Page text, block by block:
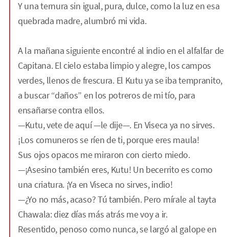
Y una ternura sin igual, pura, dulce, como la luz en esa
quebrada madre, alumbró mi vida.
A la mañana siguiente encontré al indio en el alfalfar de
Capitana. El cielo estaba limpio y alegre, los campos
verdes, llenos de frescura. El Kutu ya se iba tempranito,
a buscar “daños” en los potreros de mi tío, para
ensañarse contra ellos.
—Kutu, vete de aquí —le dije—. En Viseca ya no sirves.
¡Los comuneros se ríen de ti, porque eres maula!
Sus ojos opacos me miraron con cierto miedo.
—¡Asesino también eres, Kutu! Un becerrito es como
una criatura. ¡Ya en Viseca no sirves, indio!
—¿Yo no más, acaso? Tú también. Pero mírale al tayta
Chawala: diez días más atrás me voy a ir.
Resentido, penoso como nunca, se largó al galope en